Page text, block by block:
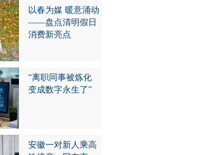
以春为媒 暖意涌动
——盘点清明假日
消费新亮点
“离职同事被炼化
变成数字永生了”
安徽一对新人乘高